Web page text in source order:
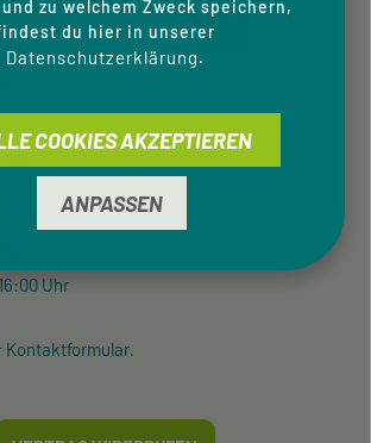
Beratung unter:
Uhr
Kontaktformular.
zu welchem Zweck speichern,
du hier in unserer
Datenschutzerklärung.
ANPASSEN
COOKIES AKZEPTIEREN